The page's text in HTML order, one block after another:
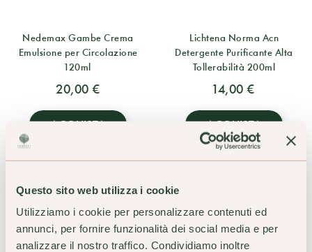
Questo sito web utilizza i cookie
Utilizziamo i cookie per personalizzare contenuti ed
annunci, per fornire funzionalità dei social media e per
analizzare il nostro traffico. Condividiamo inoltre
Nedemax Gambe Crema
Emulsione per Circolazione
120ml
20,00 €
ACQUISTA
Lichtena Norma Acn
Detergente Purificante Alta
Tollerabilità 200ml
14,00 €
ACQUISTA